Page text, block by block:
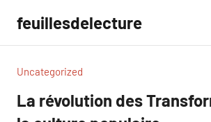
contenu
feuillesdelecture
Uncategorized
La révolution des